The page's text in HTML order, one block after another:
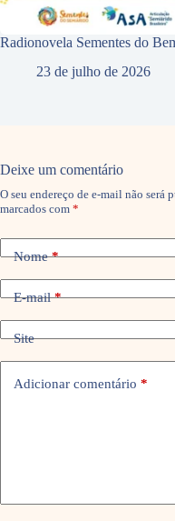
Radionovela Sementes do
23 de julho de 2026
Deixe um comentário
O seu endereço de e-mail não será
marcados com *
Nome*
E-mail*
Site
Adicionar comentário *